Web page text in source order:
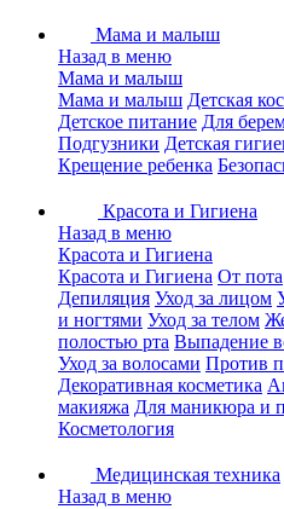
Мама и малыш
Назад в меню
Мама и малыш
Мама и малыш Детская
Детское питание Для
Подгузники Детская
Крещение ребенка
Красота и Гигиена
Назад в меню
Красота и Гигиена
Красота и Гигиена От пота
Депиляция Уход за лицом
и ногтями Уход за телом
полостью рта Выпадение
Уход за волосами Против
Декоративная косметика
макияжа Для маникюра и
Косметология
Медицинская техника
Назад в меню